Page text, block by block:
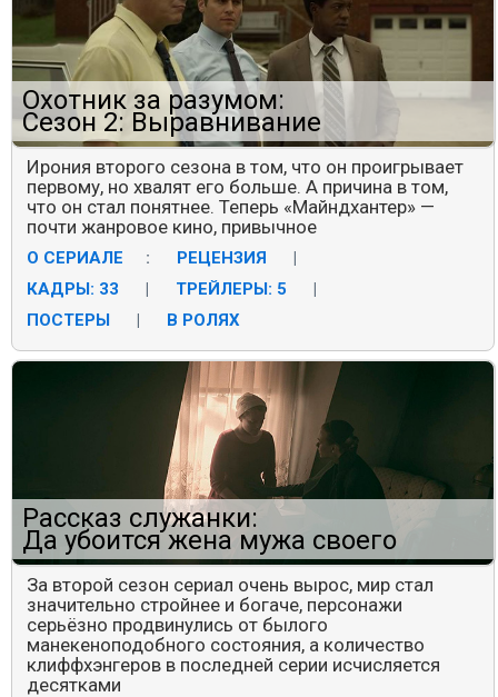
Охотник за разумом:
Сезон 2: Выравнивание
Ирония второго сезона в том, что он проигрывает
первому, но хвалят его больше. А причина в том,
что он стал понятнее. Теперь «Майндхантер» —
почти жанровое кино, привычное
О СЕРИАЛЕ : РЕЦЕНЗИЯ
|
КАДРЫ: 33
| ТРЕЙЛЕРЫ: 5
|
ПОСТЕРЫ
| В РОЛЯХ
Рассказ служанки:
Да убоится жена мужа своего
За второй сезон сериал очень вырос, мир стал
значительно стройнее и богаче, персонажи
серьёзно продвинулись от былого
манекеноподобного состояния, а количество
клиффхэнгеров в последней серии исчисляется
десятками